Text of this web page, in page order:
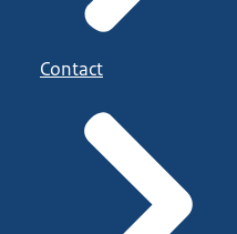
Contact